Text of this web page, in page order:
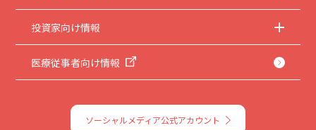
投資家向け情報
医療従事者向け情報
ソーシャルメディア公式アカウント